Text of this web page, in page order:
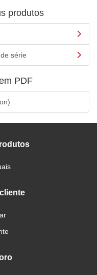
produtos
série
PDF